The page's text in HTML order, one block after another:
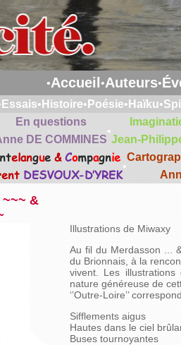
•Accueil •Auteurs•
Essais• Histoire• Poésie• Haïku•
En questions
DE COMMINES
•
Jean-
elangue & Compagnie
DESVOUX-D’YREK
•
&
Illustrations de Miwaxy
Au fil du Merdasson ...
du Brionnais, à la
vivent. Les
nature généreuse de
‘’Outre-Loire’’
Sifflements aigus
Hautes dans le ciel
Buses tournoyantes